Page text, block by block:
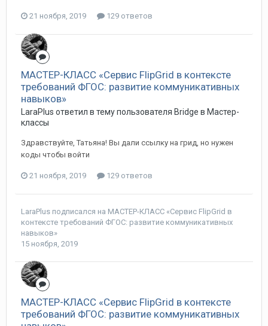
21 ноября, 2019 129 ответов
МАСТЕР-КЛАСС «Сервис FlipGrid в контексте
требований ФГОС: развитие коммуникативных
навыков»
LaraPlus ответил в тему пользователя Bridge в Мастер-
классы
Здравствуйте, Татьяна! Вы дали ссылку на грид, но нужен
коды чтобы войти
21 ноября, 2019 129 ответов
LaraPlus подписался на МАСТЕР-КЛАСС «Сервис FlipGrid в
контексте требований ФГОС: развитие коммуникативных
навыков»
15 ноября, 2019
МАСТЕР-КЛАСС «Сервис FlipGrid в контексте
требований ФГОС: развитие коммуникативных